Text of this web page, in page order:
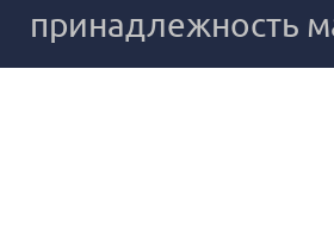
принадлежность